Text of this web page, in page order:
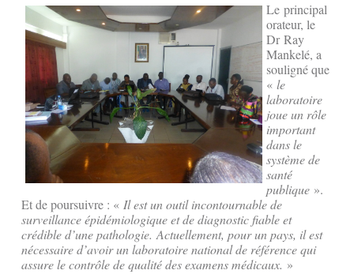
Le principal
orateur, le
Dr Ray
Mankelé, a
souligné que
« le
laboratoire
joue un rôle
important
dans le
système de
santé
publique ».
Et de poursuivre : « Il est un outil incontournable de
surveillance épidémiologique et de diagnostic fiable et
crédible d’une pathologie. Actuellement, pour un pays, il est
nécessaire d’avoir un laboratoire national de référence qui
assure le contrôle de qualité des examens médicaux. »